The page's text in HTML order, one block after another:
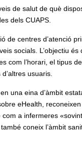
de salut de què
dels CUAPS.
centres d’atenció
socials. L’objectiu
com l’horari, el tipus
usuaris.
una eina d’àmbit
eHealth,
a infermeres
coneix l’àmbit